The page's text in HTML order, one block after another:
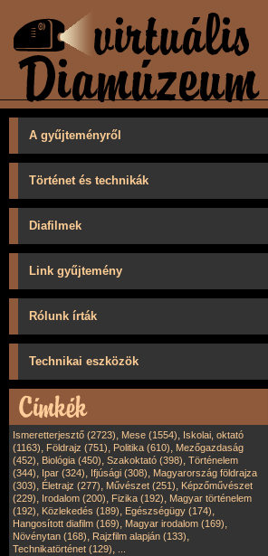
A gyűjteményről
Történet és technikák
Diafilmek
Link gyűjtemény
Rólunk írták
Technikai eszközök
Ismeretterjesztő (2723), Mese (1554), Iskolai, oktató
(1163), Földrajz (751), Politika (610), Mezőgazdaság
(452), Biológia (450), Szakoktató (398), Történelem
(344), Ipar (324), Ifjúsági (308), Magyarország földrajza
(303), Életrajz (277), Művészet (251), Képzőművészet
(229), Irodalom (200), Fizika (192), Magyar történelem
(192), Közlekedés (189), Egészségügy (174),
Hangosított diafilm (169), Magyar irodalom (169),
Növénytan (168), Rajzfilm alapján (133),
Technikatörténet (129),